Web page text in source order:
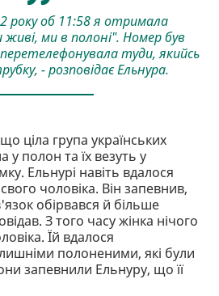
року об 11:58 я отримала
ми в полоні". Номер був
туди, якийсь
- розповідає Ельнура.
ціла група українських
у полон та їх везуть у
Ельнурі навіть вдалося
чоловіка. Він запевнив,
обірвався й більше
З того часу жінка нічого
Їй вдалося
полоненими, які були
запевнили Ельнуру, що її